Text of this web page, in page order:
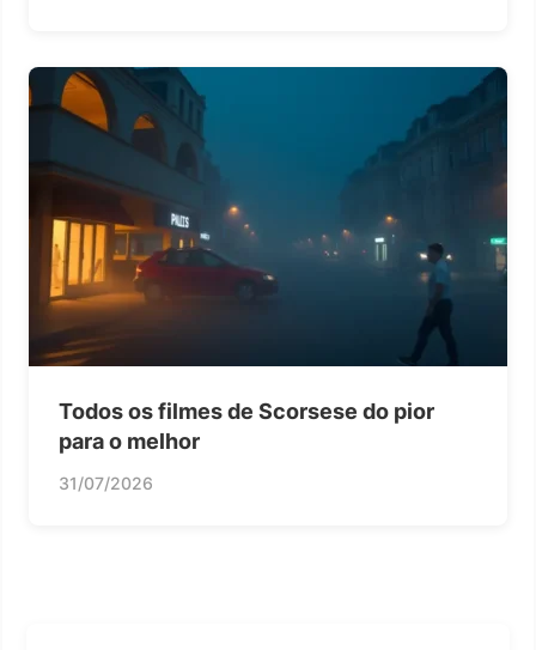
Todos os filmes de Scorsese do pior
para o melhor
31/07/2026